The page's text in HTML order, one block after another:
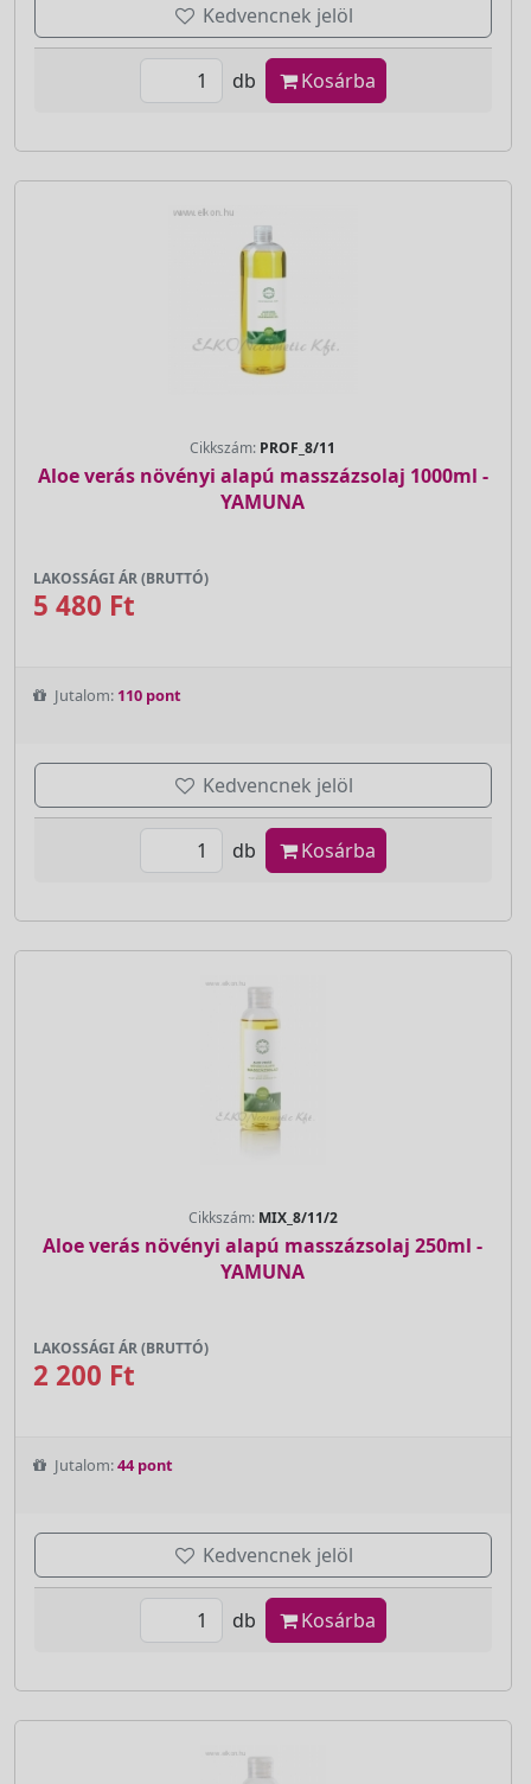
Kedvencnek jelöl
db Kosárba
Cikkszám: PROF_8/11
Aloe verás növényi alapú masszázsolaj 1000ml -
YAMUNA
LAKOSSÁGI ÁR (BRUTTÓ)
5 480 Ft
Jutalom: 110 pont
Kedvencnek jelöl
db Kosárba
Cikkszám: MIX_8/11/2
Aloe verás növényi alapú masszázsolaj 250ml -
YAMUNA
LAKOSSÁGI ÁR (BRUTTÓ)
2 200 Ft
Jutalom:44 pont
Kedvencnek jelöl
db Kosárba